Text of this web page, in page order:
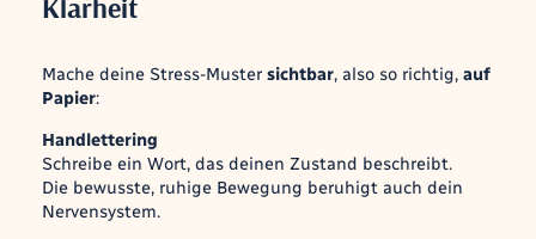
Klarheit
Mache deine Stress-Muster sichtbar, also so richtig, auf
Papier:
Handlettering
Schreibe ein Wort, das deinen Zustand beschreibt.
Die bewusste, ruhige Bewegung beruhigt auch dein
Nervensystem.